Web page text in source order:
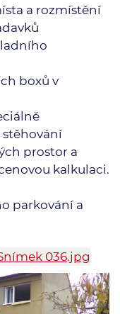
a rozmístění
boxů v
prostor a
kalkulaci.
parkování a